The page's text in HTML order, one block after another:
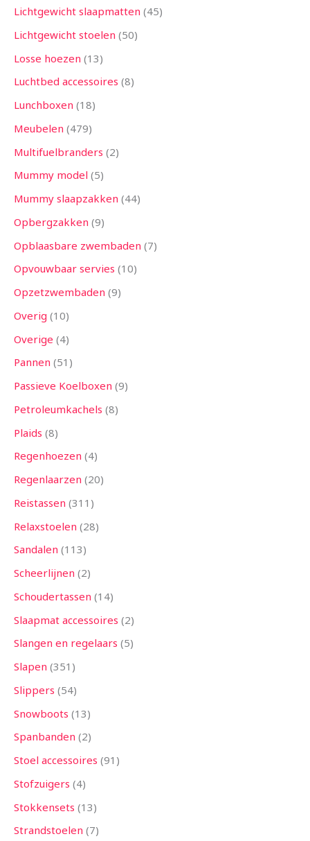
Lichtgewicht slaapmatten 45
Lichtgewicht stoelen 50
Losse hoezen 13
Luchtbed accessoires 8
Lunchboxen 18
Meubelen 479
Multifuelbranders 2
Mummy model 5
Mummy slaapzakken 44
Opbergzakken 9
Opblaasbare zwembaden 7
Opvouwbaar servies 10
Opzetzwembaden 9
Overig 10
Overige 4
Pannen 51
Passieve Koelboxen 9
Petroleumkachels 8
Plaids 8
Regenhoezen 4
Regenlaarzen 20
Reistassen 311
Relaxstoelen 28
Sandalen 113
Scheerlijnen 2
Schoudertassen 14
Slaapmat accessoires 2
Slangen en regelaars 5
Slapen 351
Slippers 54
Snowboots 13
Spanbanden 2
Stoel accessoires 91
Stofzuigers 4
Stokkensets 13
Strandstoelen 7